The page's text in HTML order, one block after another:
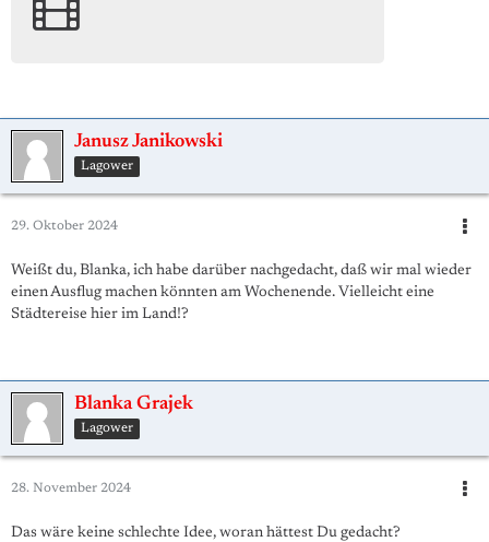
Janusz Janikowski
Lagower
29. Oktober 2024
Weißt du, Blanka, ich habe darüber nachgedacht, daß wir mal wieder
einen Ausflug machen könnten am Wochenende. Vielleicht eine
Städtereise hier im Land!?
Blanka Grajek
Lagower
28. November 2024
Das wäre keine schlechte Idee, woran hättest Du gedacht?